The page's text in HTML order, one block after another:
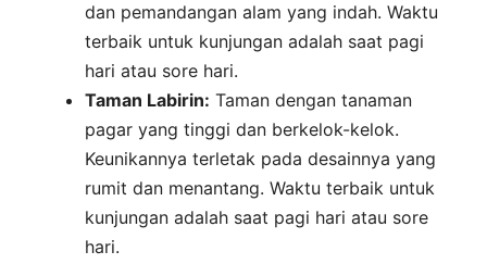
dan pemandangan alam yang indah. Waktu
terbaik untuk kunjungan adalah saat pagi
hari atau sore hari.
Taman Labirin: Taman dengan tanaman
pagar yang tinggi dan berkelok-kelok.
Keunikannya terletak pada desainnya yang
rumit dan menantang. Waktu terbaik untuk
kunjungan adalah saat pagi hari atau sore
hari.